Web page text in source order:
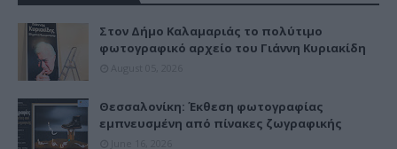
Στον Δήμο Καλαμαριάς το πολύτιμο
φωτογραφικό αρχείο του Γιάννη Κυριακίδη
Θεσσαλονίκη: Έκθεση φωτογραφίας
εμπνευσμένη από πίνακες ζωγραφικής